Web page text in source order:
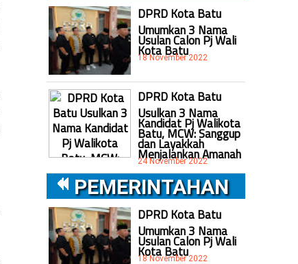
DPRD Kota Batu
Umumkan 3 Nama
Usulan Calon Pj Wali
Kota Batu
18 November 2022
DPRD Kota Batu
Usulkan 3 Nama
Kandidat Pj Walikota
Batu, MCW: Sanggup
dan Layakkah
Menjalankan Amanah
24 November 2022
PEMERINTAHAN
DPRD Kota Batu
Umumkan 3 Nama
Usulan Calon Pj Wali
Kota Batu
18 November 2022